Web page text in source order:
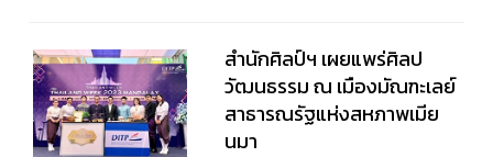
สำนักศิลป์ฯ เผยแพร่ศิลป
วัฒนธรรม ณ เมืองมัณฑะเลย์
สาธารณรัฐแห่งสหภาพเมีย
นมา